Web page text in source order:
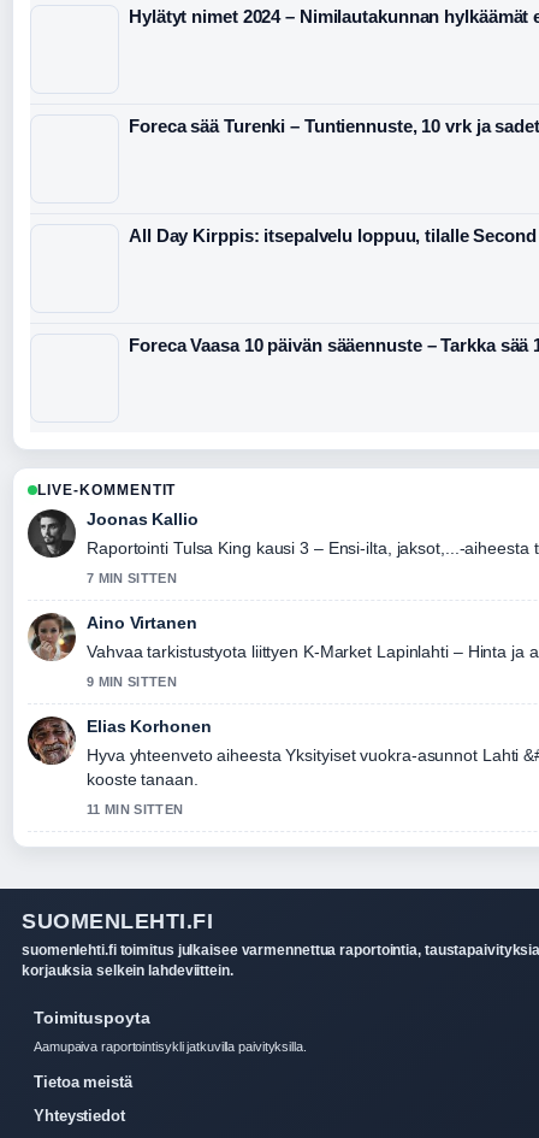
Hylätyt nimet 2024 – Nimilautakunnan hylkäämät
Foreca sää Turenki – Tuntiennuste, 10 vrk ja
All Day Kirppis: itsepalvelu loppuu, tilalle Second
Foreca Vaasa 10 päivän sääennuste – Tarkka sää
LIVE-KOMMENTIT
Joonas Kallio
Raportointi Tulsa King kausi 3 – Ensi-ilta, jaksot,...-
7 MIN SITTEN
Aino Virtanen
Vahvaa tarkistustyota liittyen K-Market Lapinlahti – Hinta ja
9 MIN SITTEN
Elias Korhonen
Hyva yhteenveto aiheesta Yksityiset vuokra-asunnot Lahti
kooste tanaan.
11 MIN SITTEN
SUOMENLEHTI.FI
suomenlehti.fi toimitus julkaisee varmennettua raportointia,
korjauksia selkein lahdeviittein.
Toimituspoyta
Aamupaiva raportointisykli jatkuvilla paivityksilla.
Tietoa meistä
Yhteystiedot